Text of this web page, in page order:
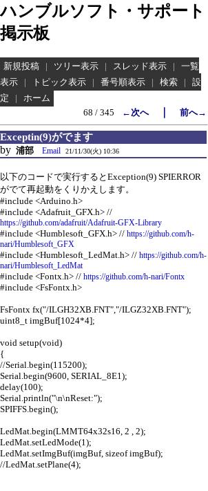
ハンブルソフト・サポート
掲示板
新規投稿 | ツリー表示 | スレッド表示 |
一覧
表示
| トピック表示 | 番号順表示 | 検索 |
設
定
|
ホーム
68 / 345
←次へ｜ 前へ→
Exceptin(9)がでます
by 浦部 Email 21/11/30(火) 10:36
以下のコードで実行するとException(9) SPIERROR
がでて再起動をくりかえします。
#include <Arduino.h>
#include <Adafruit_GFX.h> //
https://github.com/adafruit/Adafruit-GFX-Library
#include <Humblesoft_GFX.h> // https://github.com/h-
nari/Humblesoft_GFX
#include <Humblesoft_LedMat.h> // https://github.com/h-
nari/Humblesoft_LedMat
#include <Fontx.h> // https://github.com/h-nari/Fontx
#include <FsFontx.h>
FsFontx fx("/ILGH32XB.FNT","/ILGZ32XB.FNT");
uint8_t imgBuf[1024*4];
void setup(void)
{
//Serial.begin(115200);
Serial.begin(9600, SERIAL_8E1);
delay(100);
Serial.println("\n\nReset:");
SPIFFS.begin();
LedMat.begin(LMMT64x32s16, 2 , 2);
LedMat.setLedMode(1);
LedMat.setImgBuf(imgBuf, sizeof imgBuf);
//LedMat.setPlane(4);